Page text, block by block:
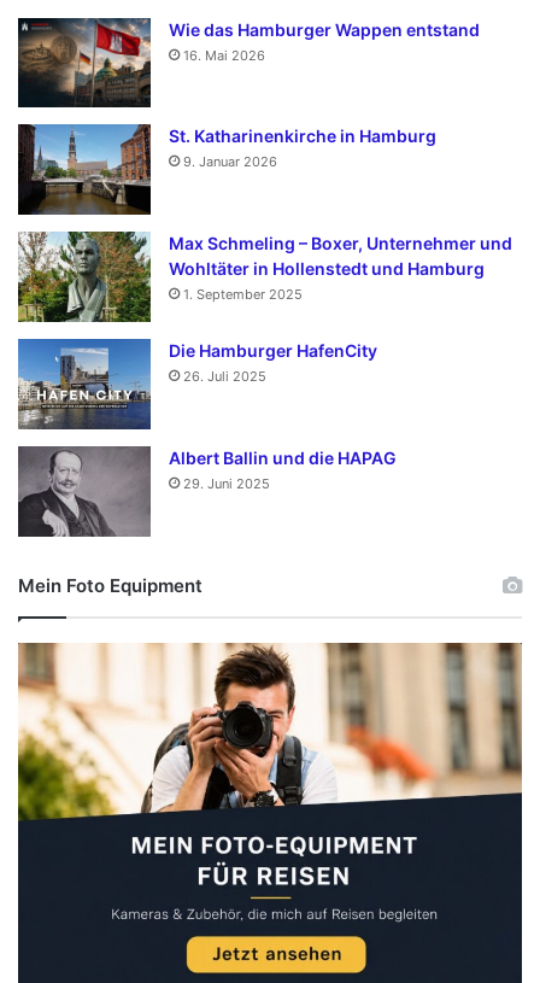
Wie das Hamburger Wappen entstand
16. Mai 2026
St. Katharinenkirche in Hamburg
9. Januar 2026
Max Schmeling – Boxer, Unternehmer und
Wohltäter in Hollenstedt und Hamburg
1. September 2025
Die Hamburger HafenCity
26. Juli 2025
Albert Ballin und die HAPAG
29. Juni 2025
Mein Foto Equipment